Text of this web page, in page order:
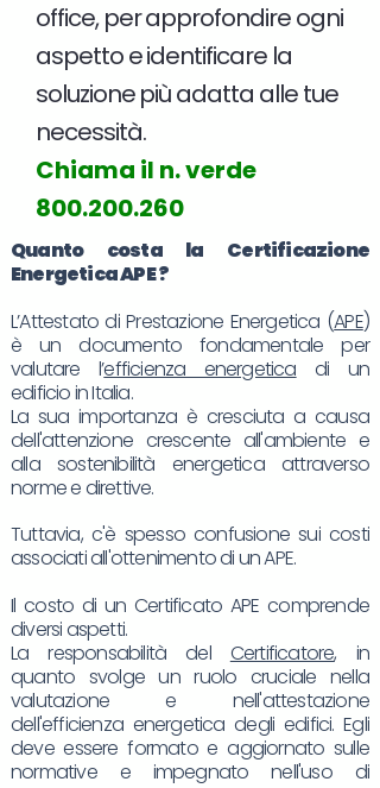
office, per approfondire ogni
aspetto e identificare la
soluzione più adatta alle tue
necessità.
Chiama il n. verde
800.200.260
Quanto costa la Certificazione
EnergeticaAPE?
L’Attestato di Prestazione Energetica (APE)
è un documento fondamentale per
valutare l’efficienza energetica di un
edificio in Italia.
La sua importanza è cresciuta a causa
dell'attenzione crescente all'ambiente e
alla sostenibilità energetica attraverso
norme e direttive.
Tuttavia, c'è spesso confusione sui costi
associati all'ottenimento di un APE.
Il costo di un Certificato APE comprende
diversi aspetti.
La responsabilità del Certificatore, in
quanto svolge un ruolo cruciale nella
valutazione e nell'attestazione
dell'efficienza energetica degli edifici. Egli
deve essere formato e aggiornato sulle
normative e impegnato nell'uso di